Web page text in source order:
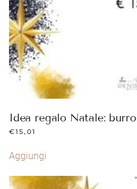
Idea regalo Natale:
€15,01
Aggiungi